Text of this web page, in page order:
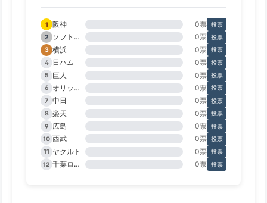
1 阪神 0票 投票
2
ソフトバンク 0票 投票
3 横浜 0票 投票
4
日ハム 0票 投票
5
巨人 0票 投票
6
オリックス 0票 投票
7 中日 0票 投票
8 楽天 0票 投票
9
広島 0票 投票
10 西武 0票 投票
11 ヤクルト 0票 投票
12
千葉ロッテ 0票 投票